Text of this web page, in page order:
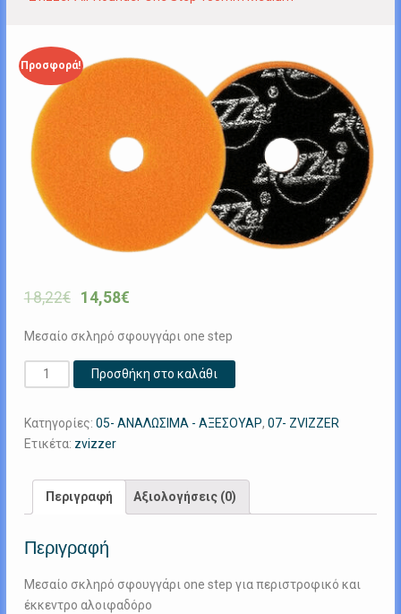
Προσφορά!
18,22€ 14,58€
Μεσαίο σκληρό σφουγγάρι one step
Zvizzer
All-
One
Step
Medium
ποσότητα
Προσθήκη στο καλάθι
Κατηγορίες: 05- ΑΝΑΛΩΣΙΜΑ - ΑΞΕΣΟΥΑΡ, 07- ZVIZZER
Ετικέτα: zvizzer
Περιγραφή Αξιολογήσεις (0)
Περιγραφή
Μεσαίο σκληρό σφουγγάρι one step για περιστροφικό και
έκκεντρο αλοιφαδόρο